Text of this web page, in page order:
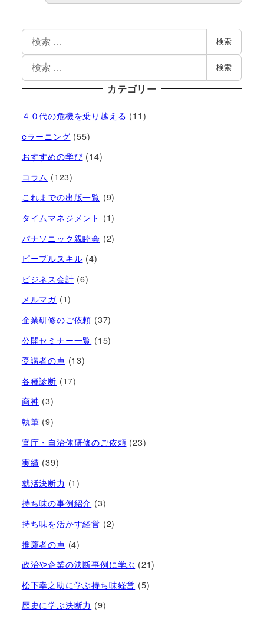
検索
検索
カテゴリー
４０代の危機を乗り越える (11)
eラーニング (55)
おすすめの学び (14)
コラム (123)
これまでの出版一覧 (9)
タイムマネジメント (1)
パナソニック親睦会 (2)
ピープルスキル (4)
ビジネス会計 (6)
メルマガ (1)
企業研修のご依頼 (37)
公開セミナー一覧 (15)
受講者の声 (13)
各種診断 (17)
商神 (3)
執筆 (9)
官庁・自治体研修のご依頼 (23)
実績 (39)
就活決断力 (1)
持ち味の事例紹介 (3)
持ち味を活かす経営​ (2)
推薦者の声 (4)
政治や企業の決断事例に学ぶ (21)
松下幸之助に学ぶ持ち味経営 (5)
歴史に学ぶ決断力 (9)